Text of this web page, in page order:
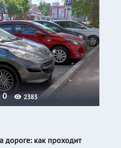
0 2383
дороге: как проходит